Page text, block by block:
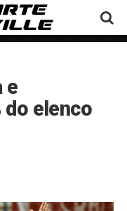
e
do elenco